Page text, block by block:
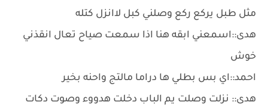
مثل طبل يركع ركع وصلني كبل لاانزل كتله
هدى::اسمعني ابقه هنا اذا سمعت صياح تعال انقذني
خوش
احمد::اي بس بطلي ها دراما مالتج واحنه بخير
هدى:: نزلت وصلت يم الباب دخلت هدووء وصوت دكات